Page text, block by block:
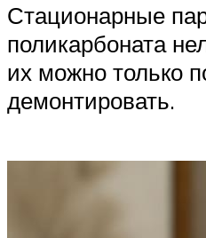
Стационарные
поликарбоната
их можно только
демонтировать.